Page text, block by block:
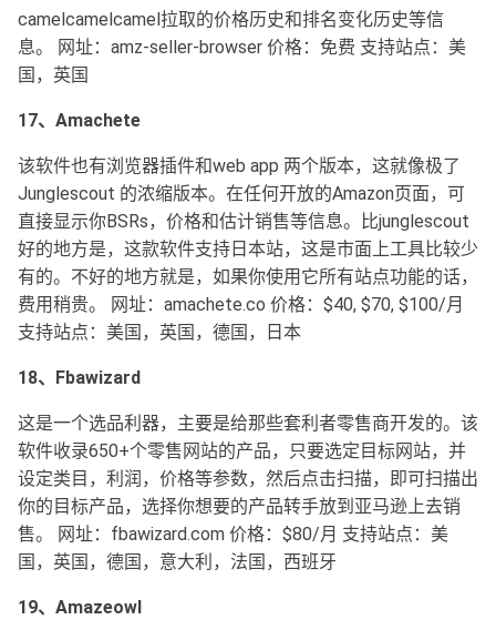
camelcamelcamel拉取的价格历史和排名变化历史等信
息。 网址：amz-seller-browser 价格：免费 支持站点：美
国，英国
17、Amachete
该软件也有浏览器插件和web app 两个版本，这就像极了
Junglescout 的浓缩版本。在任何开放的Amazon页面，可
直接显示你BSRs，价格和估计销售等信息。比junglescout
好的地方是，这款软件支持日本站，这是市面上工具比较少
有的。不好的地方就是，如果你使用它所有站点功能的话，
费用稍贵。 网址：amachete.co 价格：$40, $70, $100/月
支持站点：美国，英国，德国，日本
18、Fbawizard
这是一个选品利器，主要是给那些套利者零售商开发的。该
软件收录650+个零售网站的产品，只要选定目标网站，并
设定类目，利润，价格等参数，然后点击扫描，即可扫描出
你的目标产品，选择你想要的产品转手放到亚马逊上去销
售。 网址：fbawizard.com 价格：$80/月 支持站点：美
国，英国，德国，意大利，法国，西班牙
19、Amazeowl